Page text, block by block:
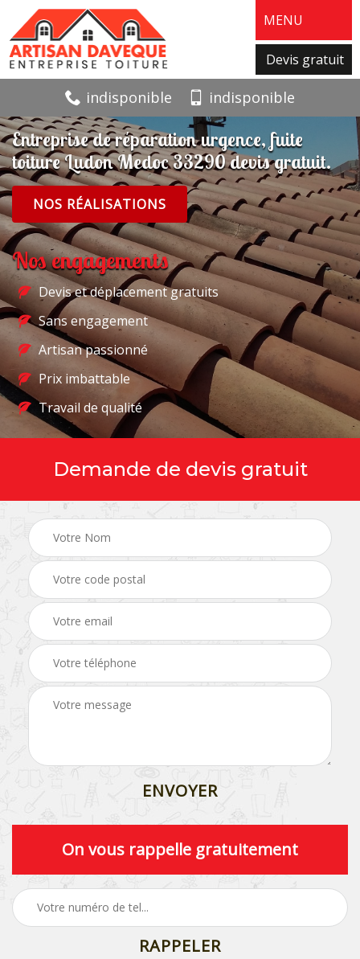
MENU
Devis gratuit
indisponible indisponible
Entreprise de réparation urgence, fuite
toiture Ludon Medoc 33290 devis gratuit.
NOS RÉALISATIONS
Nos engagements
Devis et déplacement gratuits
Sans engagement
Artisan passionné
Prix imbattable
Travail de qualité
Demande de devis gratuit
On vous rappelle gratuitement